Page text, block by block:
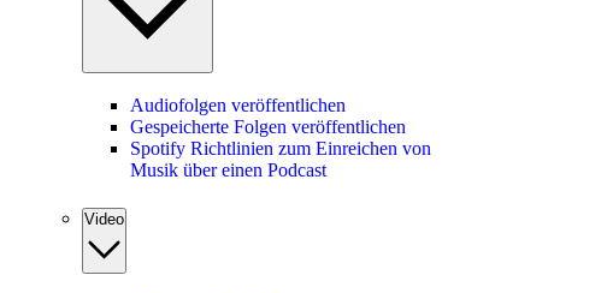
Audiofolgen veröffentlichen
Gespeicherte Folgen veröffentlichen
Spotify Richtlinien zum Einreichen von
Musik über einen Podcast
Video